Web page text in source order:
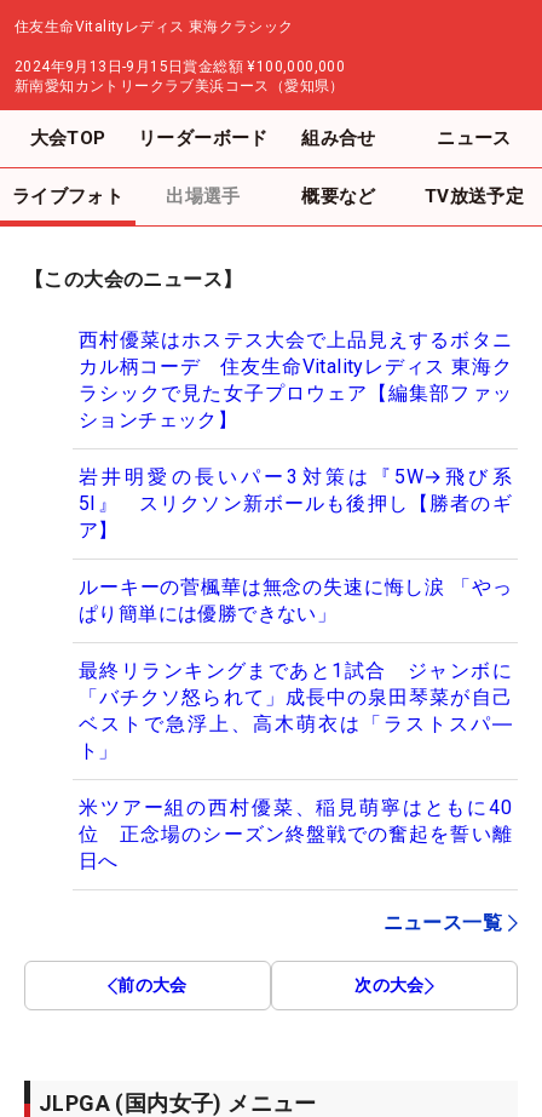
住友生命Vitalityレディス 東海クラシック
2024年9月13日-9月15日賞金総額 ¥100,000,000
新南愛知カントリークラブ美浜コース（愛知県）
大会TOP リーダーボード 組み合せ ニュース
ライブフォト 出場選手 概要など TV放送予定
【この大会のニュース】
西村優菜はホステス大会で上品見えするボタニ
カル柄コーデ 住友生命Vitalityレディス 東海ク
ラシックで見た女子プロウェア【編集部ファッ
ションチェック】
岩井明愛の長いパー3対策は『5W→飛び系
5I』 スリクソン新ボールも後押し【勝者のギ
ア】
ルーキーの菅楓華は無念の失速に悔し涙 「やっ
ぱり簡単には優勝できない」
最終リランキングまであと1試合 ジャンボに
「バチクソ怒られて」成長中の泉田琴菜が自己
ベストで急浮上、高木萌衣は「ラストスパ―
ト」
米ツアー組の西村優菜、稲見萌寧はともに40
位 正念場のシーズン終盤戦での奮起を誓い離
日へ
ニュース一覧
前の大会 次の大会
JLPGA (国内女子) メニュー